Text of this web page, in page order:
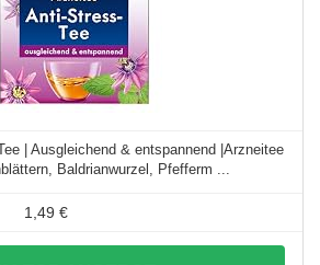
| Ausgleichend & entspannend |Arzneitee
Baldrianwurzel, Pfefferm ...
1,49 €